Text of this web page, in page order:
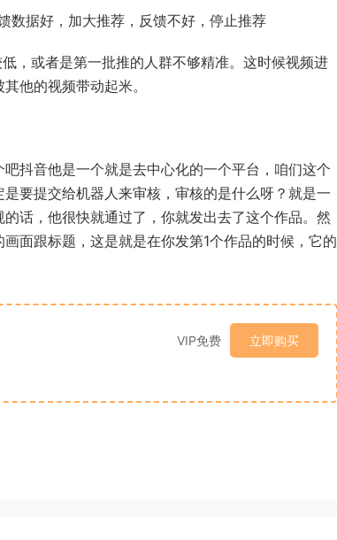
数据好，加大推荐，反馈不好，停止推荐
，或者是第一批推的人群不够精准。这时候视频进
他的视频带动起米。
抖音他是一个就是去中心化的一个平台，咱们这个
要提交给机器人来审核，审核的是什么呀？就是一
话，他很快就通过了，你就发出去了这个作品。然
面跟标题，这是就是在你发第1个作品的时候，它的
VIP免费 立即购买